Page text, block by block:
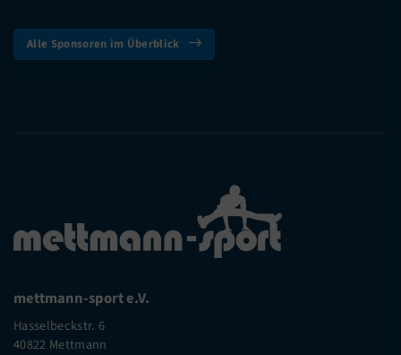
Alle Sponsoren im Überblick
mettmann-sport e.V.
Hasselbeckstr. 6
40822 Mettmann